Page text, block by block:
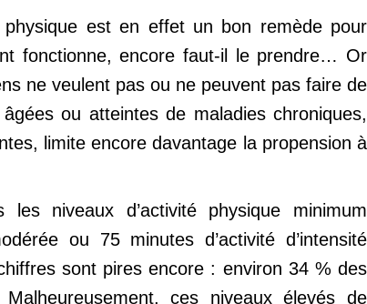
est en effet un bon remède pour
fonctionne, encore faut-il le prendre… Or
ne veulent pas ou ne peuvent pas faire de
ou atteintes de maladies chroniques,
limite encore davantage la propension à
niveaux d’activité physique minimum
ou 75 minutes d’activité d’intensité
sont pires encore : environ 34 % des
ces niveaux élevés de